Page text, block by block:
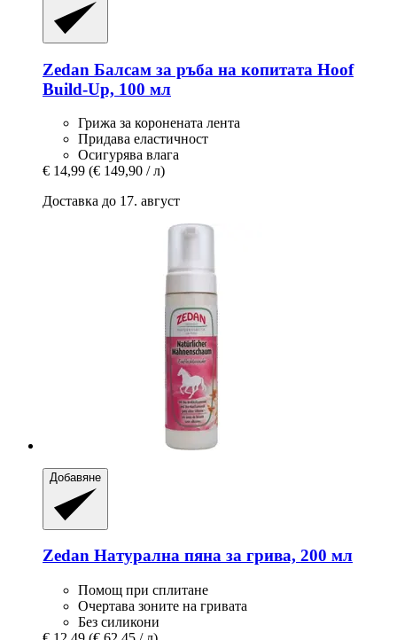
Zedan Балсам за ръба на копитата Hoof
Build-​Up, 100 мл
Грижа за коронената лента
Придава еластичност
Осигурява влага
€ 14,99 (€ 149,90 / л)
Доставка до 17. август
Добавяне
Zedan Натурална пяна за грива, 200 мл
Помощ при сплитане
Очертава зоните на гривата
Без силикони